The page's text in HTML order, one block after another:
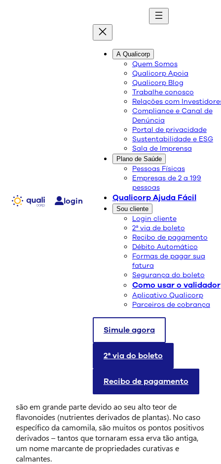
login
A Qualicorp
Quem Somos
Qualicorp Apoia
Qualicorp Blog
Trabalhe conosco
Relações com
Compliance e Canal de
Denúncia
Portal de privacidade
Sustentabilidade e ESG
Sala de Imprensa
Plano de Saúde
Pessoas Físicas
Empresas de 2 a 199
pessoas
Qualicorp Ajuda Fácil
Sou cliente
Login cliente
2ª via de boleto
Recibo de pagamento
Débito Automático
Formas de pagar sua
fatura
Segurança do boleto
Como usar o validador
Aplicativo Qualicorp
Parceiros de cobrança
Simule agora
2ª via do boleto
Recibo de pagamento
blog
Conteúdo de qualidade e as melhores soluções
Benefícios da Camomila
Embora o consumo de chá tenha sido associado a
benefícios para a saúde durante séculos, apenas nos
últimos anos suas propriedades medicinais começaram
a ser, de fato, investigadas cientificamente. E as
pesquisas dizem que: é preciso reconhecer o poder dos
chás. Veja agora um exemplo de chá poderoso e
conheça os benefícios da camomila.
Os benefícios dos chás para a saúde, de modo geral,
são em grande parte devido ao seu alto teor de
flavonoides (nutrientes derivados de plantas). No caso
específico da camomila, são muitos os pontos positivos
derivados – tantos que tornaram essa erva tão antiga,
um nome marcante de propriedades curativas e
calmantes.